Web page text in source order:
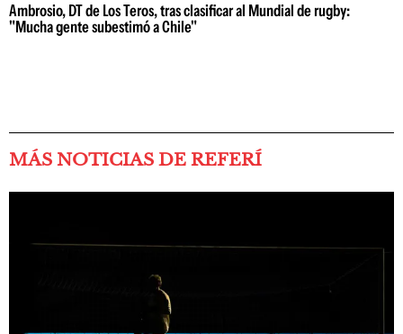
Ambrosio, DT de Los Teros, tras clasificar al Mundial de rugby:
"Mucha gente subestimó a Chile"
MÁS NOTICIAS DE REFERÍ